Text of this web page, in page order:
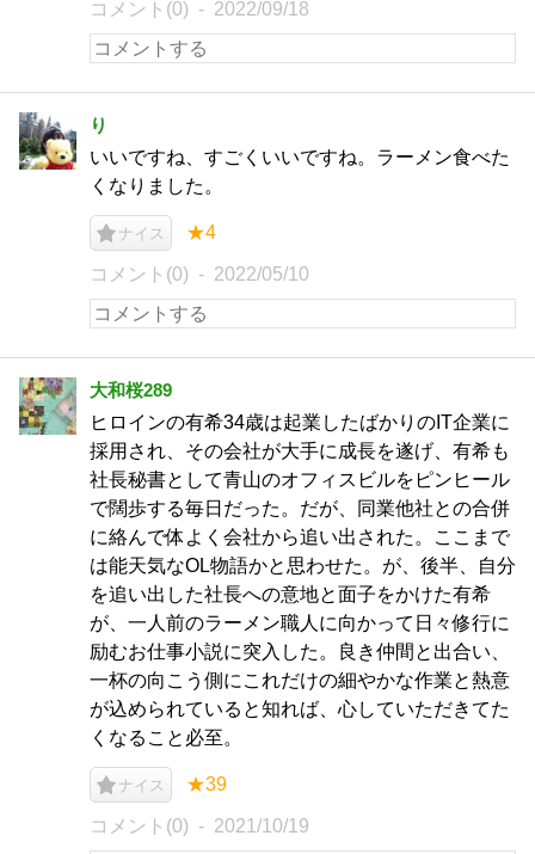
コメント(0) 2022/09/18
り
いいですね、すごくいいですね。ラーメン食べた
くなりました。
ナイス ★4
コメント(0) 2022/05/10
大和桜289
ヒロインの有希34歳は起業したばかりのIT企業に
採用され、その会社が大手に成長を遂げ、有希も
社長秘書として青山のオフィスビルをピンヒール
で闊歩する毎日だった。だが、同業他社との合併
に絡んで体よく会社から追い出された。ここまで
は能天気なOL物語かと思わせた。が、後半、自分
を追い出した社長への意地と面子をかけた有希
が、一人前のラーメン職人に向かって日々修行に
励むお仕事小説に突入した。良き仲間と出合い、
一杯の向こう側にこれだけの細やかな作業と熱意
が込められていると知れば、心していただきてた
くなること必至。
ナイス ★39
コメント(0) 2021/10/19